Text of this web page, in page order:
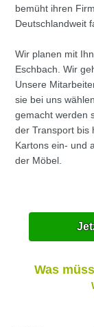
bemüht ihren
Deutschlandweit
Wir planen mit
Eschbach. Wir
Unsere
sie bei uns
gemacht werden
der Transport bis
Kartons ein- und
der Möbel.
Was